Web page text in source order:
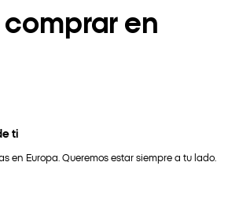
en
ti
en Europa. Queremos estar siempre a tu lado.